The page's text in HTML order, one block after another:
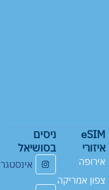
eSIM
איזורי
אירופה
צפון אמריקה
ניסים
בסושיאל